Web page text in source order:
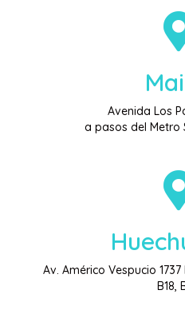
Avenida Los
a pasos del Metro
Av. Américo Vespucio
B18,